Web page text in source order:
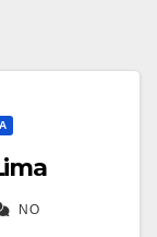
NO